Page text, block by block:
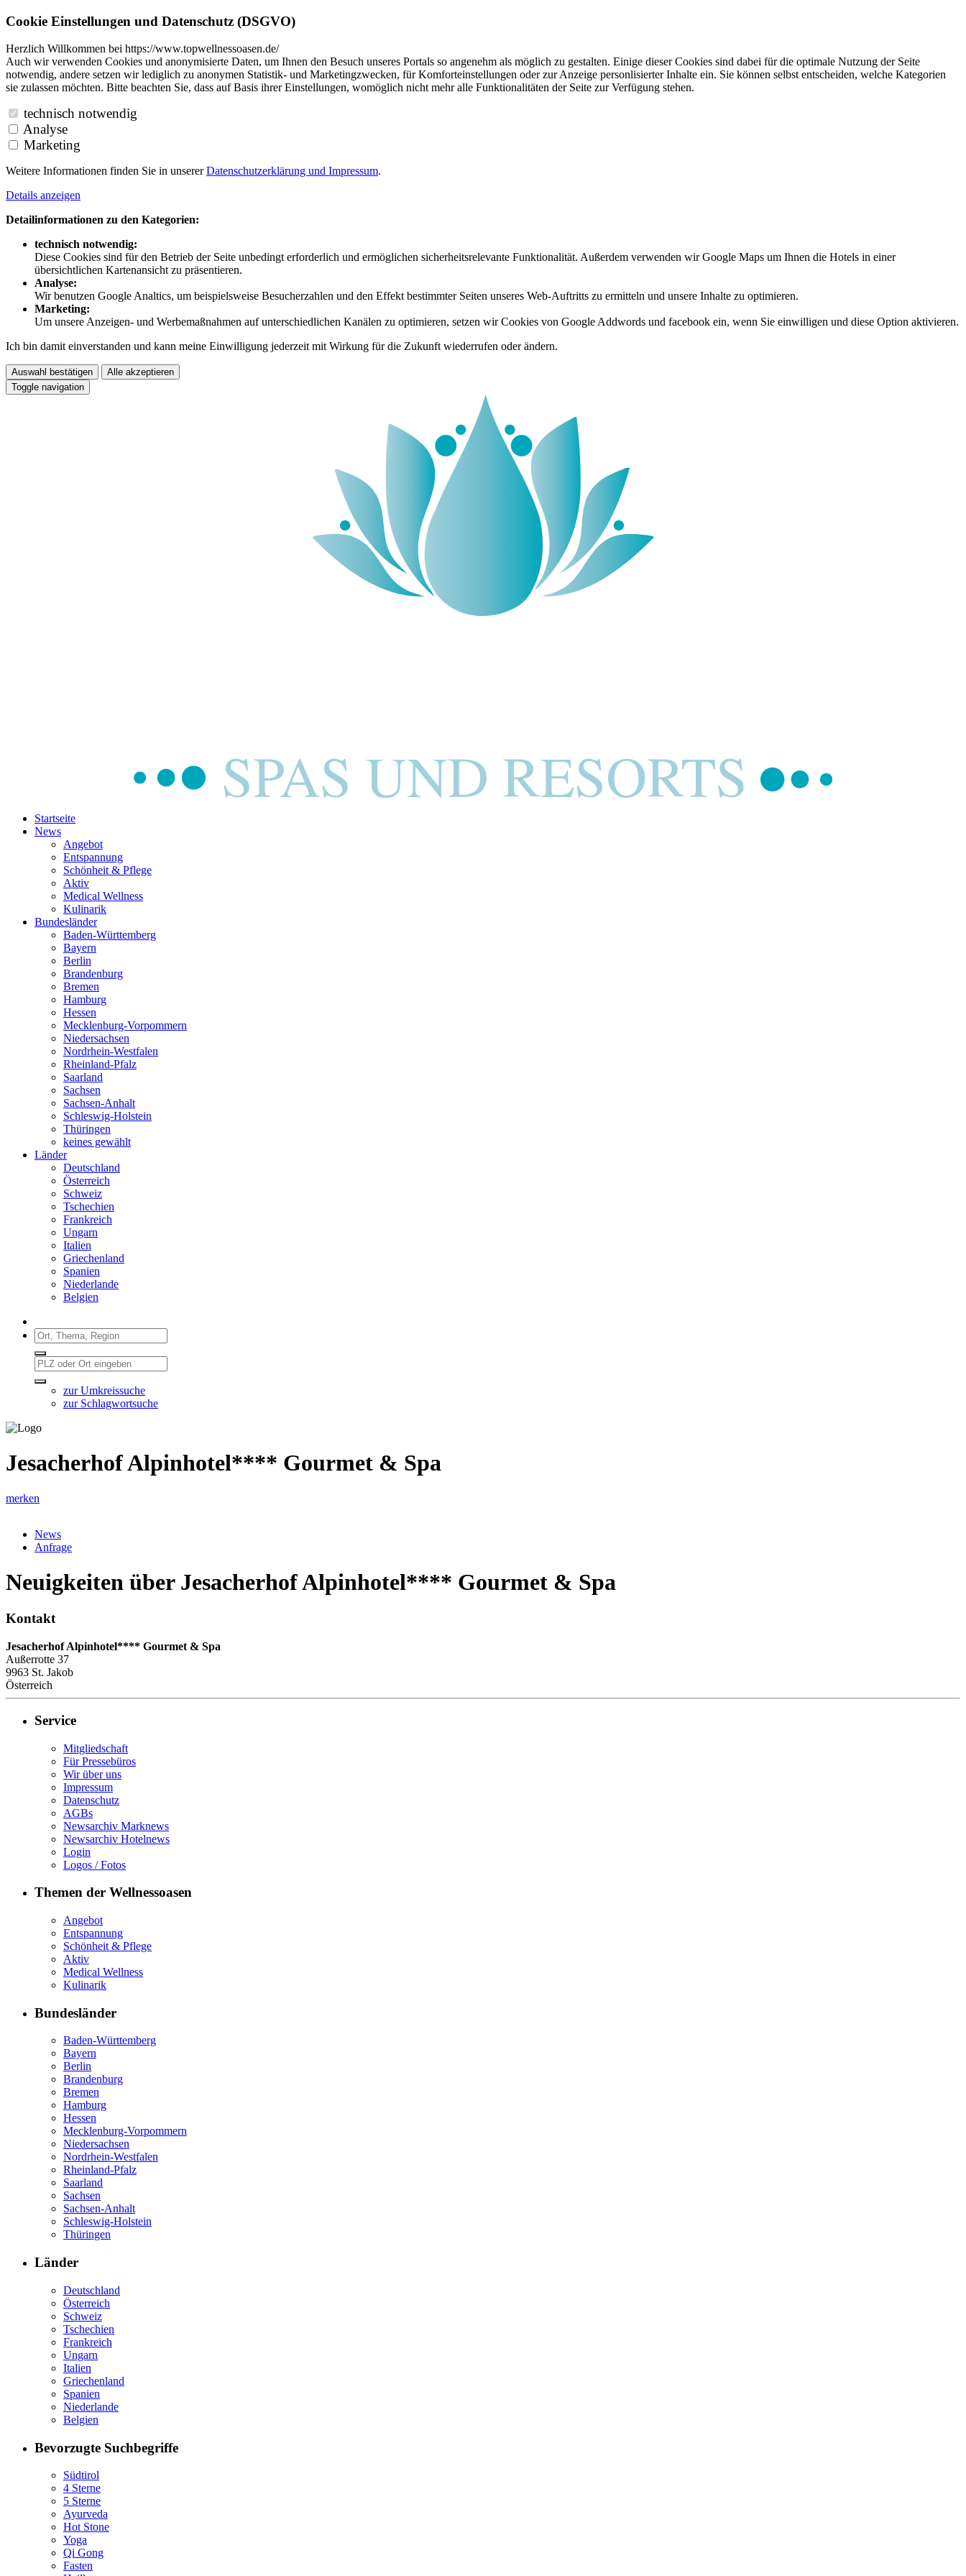
Cookie Einstellungen und Datenschutz (DSGVO)
Herzlich Willkommen bei https://www.topwellnessoasen.de/
Auch wir verwenden Cookies und anonymisierte Daten, um Ihnen den Besuch unseres Portals so angenehm als möglich zu gestalten. Einige dieser Cookies sind dabei für die optimale Nutzung der Seite
notwendig, andere setzen wir lediglich zu anonymen Statistik- und Marketingzwecken, für Komforteinstellungen oder zur Anzeige personlisierter Inhalte ein. Sie können selbst entscheiden, welche Kategorien
sie zulassen möchten. Bitte beachten Sie, dass auf Basis ihrer Einstellungen, womöglich nicht mehr alle Funktionalitäten der Seite zur Verfügung stehen.
technisch notwendig
Analyse
Marketing
Weitere Informationen finden Sie in unsererDatenschutzerklärung und Impressum.
Details anzeigen
Detailinformationen zu den Kategorien:
technisch notwendig:
Diese Cookies sind für den Betrieb der Seite unbedingt erforderlich und ermöglichen sicherheitsrelevante Funktionalität. Außerdem verwenden wir Google Maps um Ihnen die Hotels in einer
übersichtlichen Kartenansicht zu präsentieren.
Analyse:
Wir benutzen Google Analtics, um beispielsweise Besucherzahlen und den Effekt bestimmter Seiten unseres Web-Auftritts zu ermitteln und unsere Inhalte zu optimieren.
Marketing:
Um unsere Anzeigen- und Werbemaßnahmen auf unterschiedlichen Kanälen zu optimieren, setzen wir Cookies von Google Addwords und facebook ein, wenn Sie einwilligen und diese Option aktivieren.
Ich bin damit einverstanden und kann meine Einwilligung jederzeit mit Wirkung für die Zukunft wiederrufen oder ändern.
Auswahl bestätigen
Alle akzeptieren
Toggle navigation
Startseite
News
Angebot
Entspannung
Schönheit & Pflege
Aktiv
Medical Wellness
Kulinarik
Bundesländer
Baden-Württemberg
Bayern
Berlin
Brandenburg
Bremen
Hamburg
Hessen
Mecklenburg-Vorpommern
Niedersachsen
Nordrhein-Westfalen
Rheinland-Pfalz
Saarland
Sachsen
Sachsen-Anhalt
Schleswig-Holstein
Thüringen
keines gewählt
Länder
Deutschland
Österreich
Schweiz
Tschechien
Frankreich
Ungarn
Italien
Griechenland
Spanien
Niederlande
Belgien
zur Umkreissuche
zur Schlagwortsuche
Jesacherhof Alpinhotel**** Gourmet & Spa
merken
News
Anfrage
Neuigkeiten über Jesacherhof Alpinhotel**** Gourmet & Spa
Kontakt
Jesacherhof Alpinhotel**** Gourmet & Spa
Außerrotte 37
9963 St. Jakob
Österreich
Service
Mitgliedschaft
Für Pressebüros
Wir über uns
Impressum
Datenschutz
AGBs
Newsarchiv Marknews
Newsarchiv Hotelnews
Login
Logos / Fotos
Themen der Wellnessoasen
Angebot
Entspannung
Schönheit & Pflege
Aktiv
Medical Wellness
Kulinarik
Bundesländer
Baden-Württemberg
Bayern
Berlin
Brandenburg
Bremen
Hamburg
Hessen
Mecklenburg-Vorpommern
Niedersachsen
Nordrhein-Westfalen
Rheinland-Pfalz
Saarland
Sachsen
Sachsen-Anhalt
Schleswig-Holstein
Thüringen
Länder
Deutschland
Österreich
Schweiz
Tschechien
Frankreich
Ungarn
Italien
Griechenland
Spanien
Niederlande
Belgien
Bevorzugte Suchbegriffe
Südtirol
4 Sterne
5 Sterne
Ayurveda
Hot Stone
Yoga
Qi Gong
Fasten